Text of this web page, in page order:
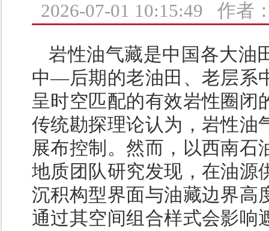
2026-07-01 10:15:49 作者
岩性油气藏是中国各大油
中—后期的老油田、老层系
呈时空匹配的有效岩性圈闭
传统勘探理论认为，岩性油
展布控制。然而，以西南石
地质团队研究发现，在油源
沉积构型界面与油藏边界
通过其空间组合样式会影响